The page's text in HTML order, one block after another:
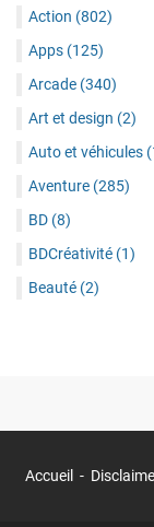
Action (802)
Apps (125)
Arcade (340)
Art et design (2)
Auto et véhicules
Aventure (285)
BD (8)
BDCréativité (1)
Beauté (2)
Accueil